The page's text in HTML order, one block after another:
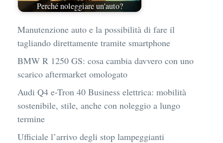
Perché noleggiare un'auto?
Manutenzione auto e la possibilità di fare il
tagliando direttamente tramite smartphone
BMW R 1250 GS: cosa cambia davvero con uno
scarico aftermarket omologato
Audi Q4 e-Tron 40 Business elettrica: mobilità
sostenibile, stile, anche con noleggio a lungo
termine
Ufficiale l’arrivo degli stop lampeggianti